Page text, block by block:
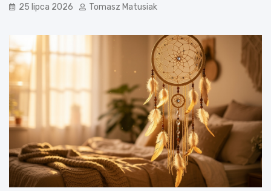
25 lipca 2026 Tomasz Matusiak